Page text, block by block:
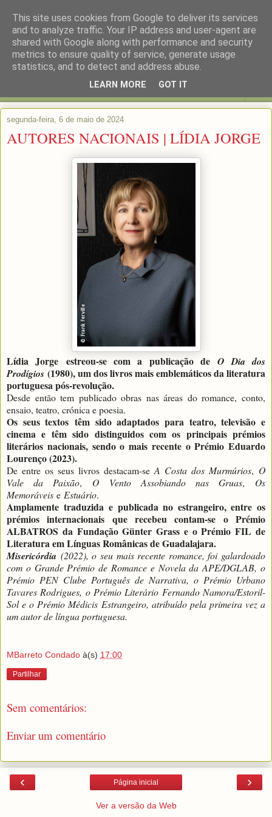
segunda-feira, 6 de maio de 2024
AUTORES NACIONAIS | LÍDIA JORGE
Lídia Jorge estreou-se com a publicação deO Dia dos
Prodígios (1980), um dos livros mais emblemáticos da literatura
portuguesa pós-revolução.
Desde então tem publicado obras nas áreas do romance, conto,
ensaio, teatro, crónica e poesia.
Os seus textos têm sido adaptados para teatro, televisão e
cinema e têm sido distinguidos com os principais prémios
literários nacionais, sendo o mais recente o Prémio Eduardo
Lourenço (2023).
De entre os seus livros destacam-seA Costa dos Murmúrios, O
Vale da Paixão, O Vento Assobiando nas Gruas, Os
Memoráveis e Estuário.
Amplamente traduzidae publicada no estrangeiro, entre os
prémios internacionais que recebeu contam-se o Prémio
ALBATROS da Fundação Günter Grass e o Prémio FIL de
Literatura em Línguas Românicas de Guadalajara.
Misericórdia (2022), o seu mais recente romance, foi galardoado
com o Grande Prémio de Romance e Novela da APE/DGLAB, o
Prémio PEN Clube Português de Narrativa, o Prémio Urbano
Tavares Rodrigues, o Prémio Literário Fernando Namora/Estoril-
Sol e o Prémio Médicis Estrangeiro, atribuído pela primeira vez a
um autor de língua portuguesa.
MBarreto Condado à(s) 17:00
Partilhar
Sem comentários:
Enviar um comentário
‹ ›
Página inicial
Ver a versão da Web
This site uses cookies from Google to deliver its services
and to analyze traffic. Your IP address and user-agent are
shared with Google along with performance and security
metrics to ensure quality of service, generate usage
statistics, and to detect and address abuse.
LEARN MORE GOT IT